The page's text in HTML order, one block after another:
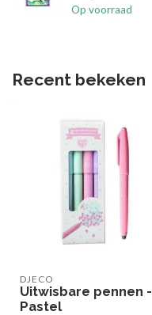
Op voorraad
Recent bekeken
DJECO
Uitwisbare pennen -
Pastel